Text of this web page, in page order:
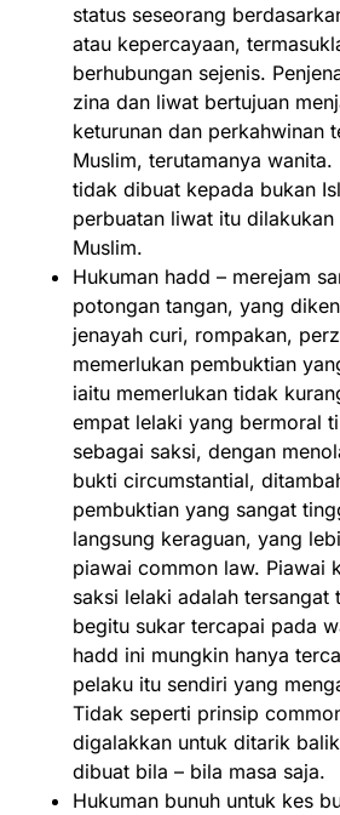
status seseorang
atau kepercayaan,
berhubungan sejenis.
zina dan liwat bertujuan
keturunan dan perkahwinan
Muslim, terutamanya wanita.
tidak dibuat kepada bukan
perbuatan liwat itu dilakukan
Muslim.
Hukuman hadd – merejam
potongan tangan, yang
jenayah curi, rompakan,
memerlukan pembuktian
iaitu memerlukan tidak
empat lelaki yang bermoral
sebagai saksi, dengan
bukti circumstantial,
pembuktian yang sangat
langsung keraguan, yang
piawai common law. Piawai
saksi lelaki adalah tersangat
begitu sukar tercapai pada
hadd ini mungkin hanya
pelaku itu sendiri yang
Tidak seperti prinsip
digalakkan untuk ditarik
dibuat bila – bila masa saja.
Hukuman bunuh untuk kes